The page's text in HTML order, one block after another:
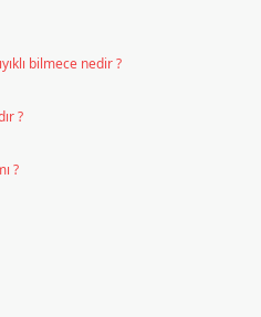
bilmece nedir ?
?
?